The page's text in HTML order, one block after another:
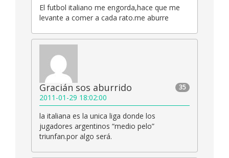
El futbol italiano me engorda,hace que me
levante a comer a cada rato.me aburre
35
Gracián sos aburrido
2011-01-29 18:02:00
la italiana es la unica liga donde los
jugadores argentinos “medio pelo”
triunfan.por algo será.